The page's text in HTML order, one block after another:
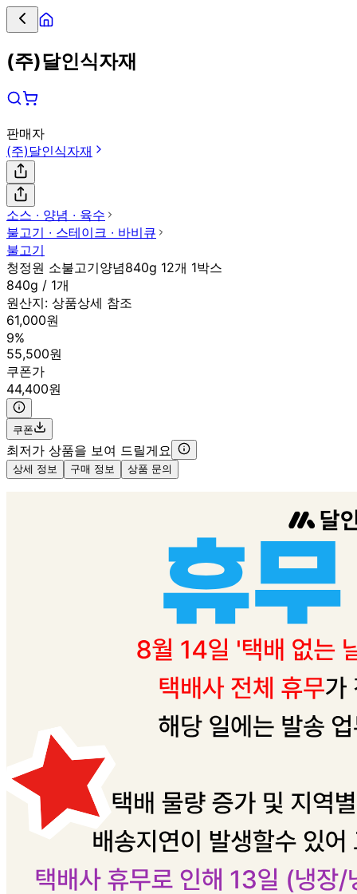
(주)달인식자재
판매자
(주)달인식자재
소스 ∙ 양념 ∙ 육수
불고기 ∙ 스테이크 ∙ 바비큐
불고기
청정원 소불고기양념840g 12개 1박스
840g / 1개
원산지: 상품상세 참조
61,000원
9%
55,500원
쿠폰가
44,400원
쿠폰
최저가 상품을 보여 드릴게요
상세 정보 구매 정보 상품 문의